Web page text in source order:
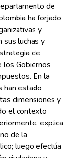
de
ha forjado
y
sus luchas y
de
los Gobiernos
En la
han estado
dimensiones y
el contexto
explica
de la
luego efectúa